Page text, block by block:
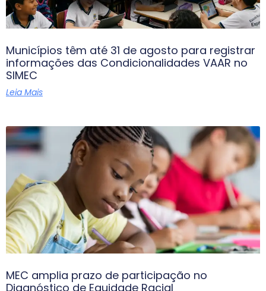
Municípios têm até 31 de agosto para registrar
informações das Condicionalidades VAAR no
SIMEC
Leia Mais
MEC amplia prazo de participação no
Diagnóstico de Equidade Racial